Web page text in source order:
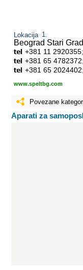
www.speltbg.com
Lokacija
Beograd Stari
+381 11 2920355;
+381 65 4782372;
+381 65 2024402;
Povezane
Aparati za